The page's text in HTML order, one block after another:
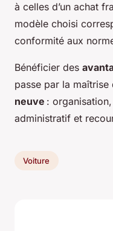
à celles d’un achat
modèle choisi
conformité aux
Bénéficier des
passe par la maîtrise
neuve :
administratif et
Voiture